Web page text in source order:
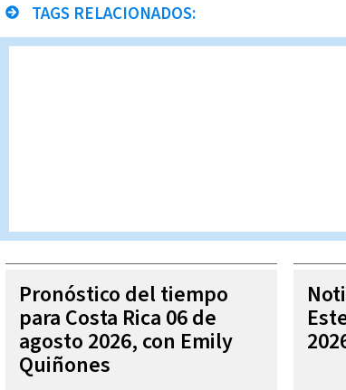
TAGS RELACIONADOS:
Queda prohibida la reproducción total o parcial del
autorizada constituye una infracción y un delito de
Pronóstico del tiempo
para Costa Rica 06 de
agosto 2026, con Emily
Quiñones